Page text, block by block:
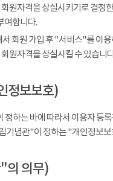
원자격을 상실시키기로 결정
여합니다.
회원 가입 후 "서비스"를 이
원자격을 상실시킬 수 있습니
정보보호)
하는 바에 따라서 이용자 등
기념관"이 정하는 "개인정보
의 의무)